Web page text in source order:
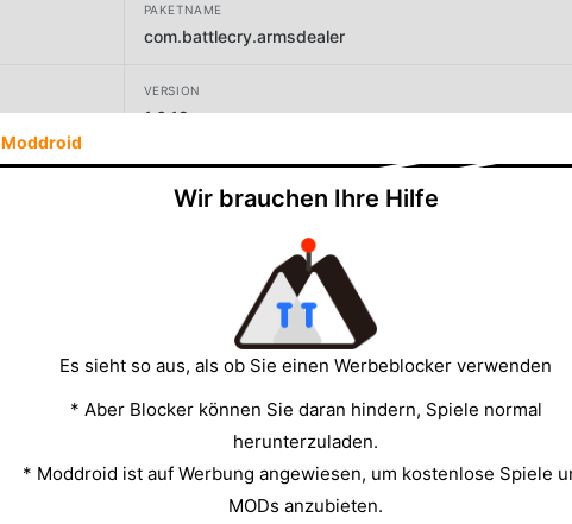
PAKETNAME
com.battlecry.armsdealer
VERSION
1.6.12
ENTWICKLER
BattleCry
Moddroid
Wir brauchen Ihre Hilfe
Es sieht so aus, als ob Sie einen Werbeblocker verwenden
* Aber Blocker können Sie daran hindern, Spiele normal
herunterzuladen.
* Moddroid ist auf Werbung angewiesen, um kostenlose Spiele
MODs anzubieten.